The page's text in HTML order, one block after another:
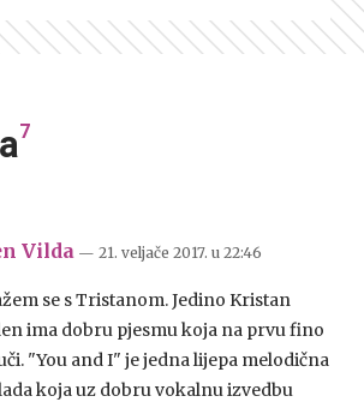
7
Vilda — 21. veljače 2017. u 22:46
se s Tristanom. Jedino Kristan
ima dobru pjesmu koja na prvu fino
"You and I" je jedna lijepa melodična
koja uz dobru vokalnu izvedbu